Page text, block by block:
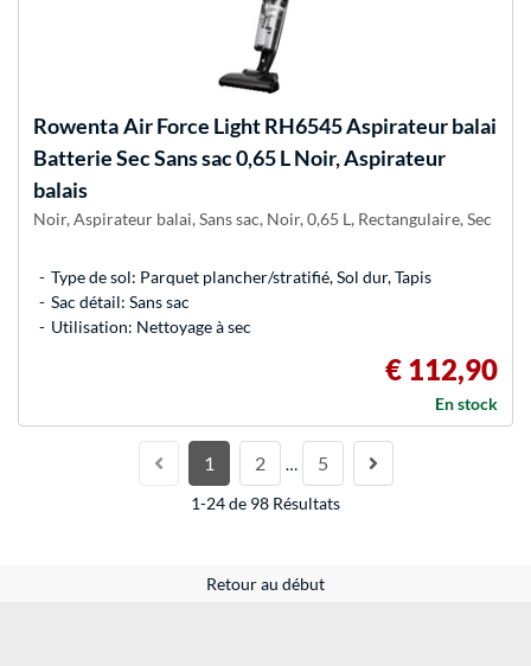
RowentaAir Force Light RH6545 Aspirateur balai
Batterie Sec Sans sac 0,65 L Noir, Aspirateur
balais
Noir, Aspirateur balai, Sans sac, Noir, 0,65 L, Rectangulaire, Sec
Type de sol: Parquet plancher/stratifié, Sol dur, Tapis
Sac détail: Sans sac
Utilisation: Nettoyage à sec
€ 112,90
En stock
1 2 … 5
1-24 de 98 Résultats
Retour au début